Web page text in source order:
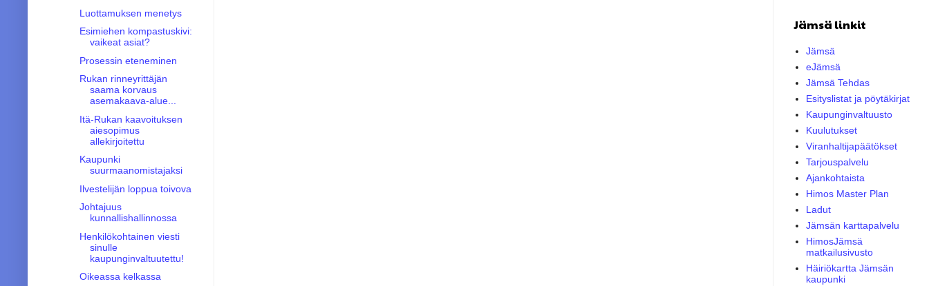
Luottamuksen menetys
Esimiehen kompastuskivi:
vaikeat asiat?
Prosessin eteneminen
Rukan rinneyrittäjän
saama korvaus
asemakaava-alue...
Itä-Rukan kaavoituksen
aiesopimus
allekirjoitettu
Kaupunki
suurmaanomistajaksi
Ilvestelijän loppua toivova
Johtajuus
kunnallishallinnossa
Henkilökohtainen viesti
sinulle
kaupunginvaltuutettu!
Oikeassa kelkassa
Jämsä linkit
Jämsä
eJämsä
Jämsä Tehdas
Esityslistat ja pöytäkirjat
Kaupunginvaltuusto
Kuulutukset
Viranhaltijapäätökset
Tarjouspalvelu
Ajankohtaista
Himos Master Plan
Ladut
Jämsän karttapalvelu
HimosJämsä
matkailusivusto
Häiriökartta Jämsän
kaupunki